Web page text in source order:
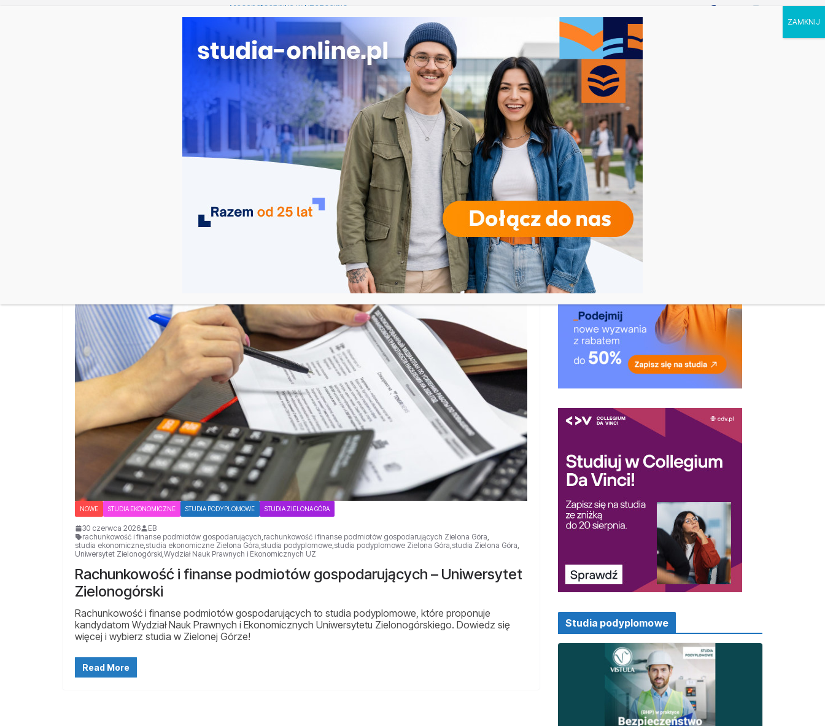
Dodatkowa rekrutacja na studia na UJD – Uniwersytet Jana
Długosza w Częstochowie
Biotechnologia – Uniwersytet Przyrodniczy w Poznaniu
Zarządzanie w turystyce w Katowicach
Turystyka – Uniwersytet Wrocławski
UCZELNIE KIERUNKI RODZAJE STUDIÓW REKRUTACJA DRZWI OTWARTE TOP STUDIA KALENDARZ
rachunkowość i finanse podmiotów gospodarujących Zielona Góra
NOWE STUDIA EKONOMICZNE STUDIA PODYPLOMOWE STUDIA ZIELONA GÓRA
30 czerwca 2026
EB
rachunkowość i finanse podmiotów gospodarujących rachunkowość i finanse podmiotów gospodarujących Zielona Góra
studia ekonomiczne studia ekonomiczne Zielona Góra studia podyplomowe studia podyplomowe Zielona Góra studia Zielona Góra
Uniwersytet Zielonogórski Wydział Nauk Prawnych i Ekonomicznych UZ
Rachunkowość i finanse podmiotów gospodarujących – Uniwersytet
Zielonogórski
Rachunkowość i finanse podmiotów gospodarujących to studia podyplomowe, które proponuje
kandydatom Wydział Nauk Prawnych i Ekonomicznych Uniwersytetu Zielonogórskiego. Dowiedz się
więcej i wybierz studia w Zielonej Górze!
Read More
Studia podyplomowe